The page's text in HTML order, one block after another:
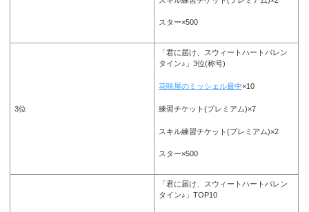
スター×500
3位
「君に届け、スウィートハートバレン
タイン♪」3位(称号)
花咲屋のミッシェル最中×10
練習チケット(プレミアム)×7
スキル練習チケット(プレミアム)×2
スター×500
「君に届け、スウィートハートバレン
タイン♪」TOP10